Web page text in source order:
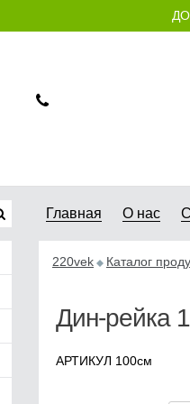
Главная О нас
220vek Каталог
Дин-рейка
АРТИКУЛ 100см